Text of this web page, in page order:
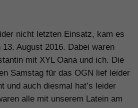
nicht letzten Einsatz, kam es
August 2016. Dabei waren
mit XYL Oana und ich. Die
Samstag für das OGN lief leider
und auch diesmal hat’s leider
alle mit unserem Latein am